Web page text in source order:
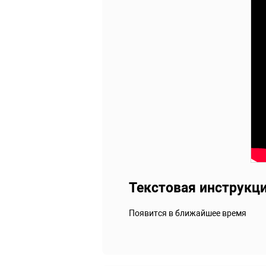
Текстовая
Появится в ближайшее время